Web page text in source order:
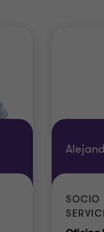
SOCIO